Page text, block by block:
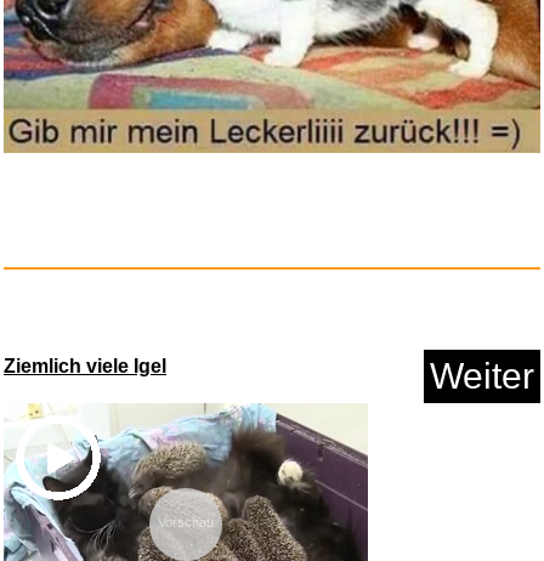
Anzeige
Ziemlich viele Igel Weiter
Vorschau